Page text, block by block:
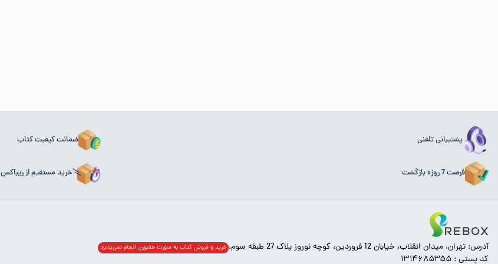
پشتیبانی تلفنی ضمانت کیفیت کتاب
فرصت 7 روزه بازگشت خرید مستقیم از ریباکس
آدرس: تهران، میدان انقلاب، خیابان 12 فروردین، کوچه نوروز پلاک 27 طبقه سوم. خرید و فروش کتاب به صورت حضوری انجام‌ نمی‌پذیرد
کد پستی : ۱۳۱۴۶۸۵۳۵۵